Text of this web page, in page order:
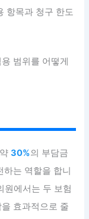
항목과 청구 한도
범위를 어떻게
약30%의 부담금
하는 역할을 합니
원에서는 두 보험
효과적으로 줄